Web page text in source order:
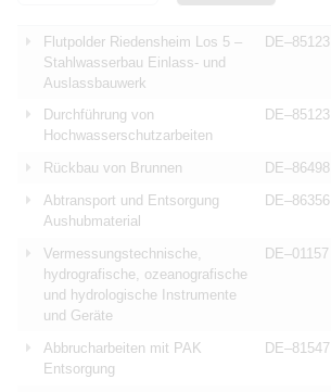
Flutpolder Riedensheim Los 5 –
Stahlwasserbau Einlass- und
Auslassbauwerk
DE–85123
Durchführung von
Hochwasserschutzarbeiten
DE–85123
Rückbau von Brunnen DE–86498
Abtransport und Entsorgung
Aushubmaterial
DE–86356
Vermessungstechnische,
hydrografische, ozeanografische
und hydrologische Instrumente
und Geräte
DE–01157
Abbrucharbeiten mit PAK
Entsorgung
DE–81547